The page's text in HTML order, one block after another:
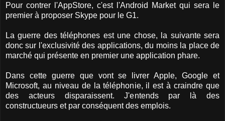
Pour contrer l'AppStore, c'est l'Android Market qui sera le
premier à proposer Skype pour le G1.
La guerre des téléphones est une chose, la suivante sera
donc sur l'exclusivité des applications, du moins la place de
marché qui présente en premier une application phare.
Dans cette guerre que vont se livrer Apple, Google et
Microsoft, au niveau de la téléphonie, il est à craindre que
des acteurs disparaissent. J'entends par là des
constructueurs et par conséquent des emplois.